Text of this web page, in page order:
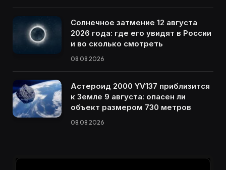
Солнечное затмение 12 августа
2026 года: где его увидят в России
и во сколько смотреть
08.08.2026
Астероид 2000 YV137 приблизится
к Земле 9 августа: опасен ли
объект размером 730 метров
08.08.2026